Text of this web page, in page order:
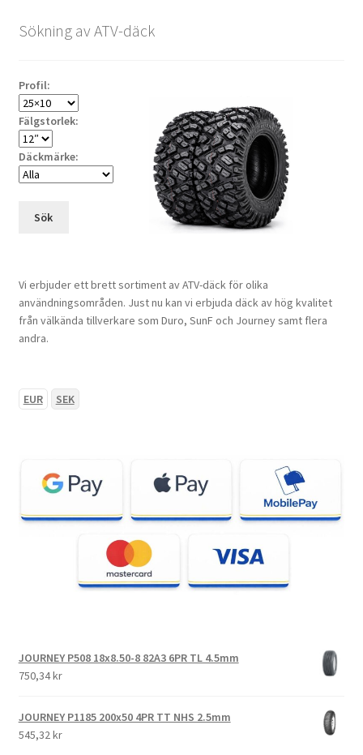
Sökning av ATV-däck
Profil:
Fälgstorlek:
Däckmärke:
Sök
Vi erbjuder ett brett sortiment av ATV-däck för olika
användningsområden. Just nu kan vi erbjuda däck av hög kvalitet
från välkända tillverkare som Duro, SunF och Journey samt flera
andra.
EUR SEK
JOURNEY P508 18x8.50-8 82A3 6PR TL 4.5mm
750,34 kr
JOURNEY P1185 200x50 4PR TT NHS 2.5mm
545,32 kr